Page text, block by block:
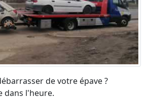
de votre épave ?
dans l'heure.